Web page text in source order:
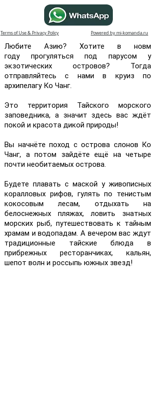
Terms of Use & Privacy Policy Powered by mi-komanda.ru
Любите Азию? Хотите в новм
году прогуляться под парусом у
экзотических островов? Тогда
отправляйтесь с нами в круиз по
архипелагу Ко Чанг.
Это территория Тайского морского
заповедника, а значит здесь вас ждёт
покой и красота дикой природы!
Вы начнёте поход с острова слонов Ко
Чанг, а потом зайдёте ещё на четыре
почти необитаемых острова.
Будете плавать с маской у живописных
коралловых рифов, гулять по тенистым
кокосовым лесам, отдыхать на
белоснежных пляжах, ловить знатных
морских рыб, путешествовать к тайным
храмам и водопадам. А вечером вас ждут
традиционные тайские блюда в
прибрежных ресторанчиках, кальян,
шепот волн и россыпь южных звезд!